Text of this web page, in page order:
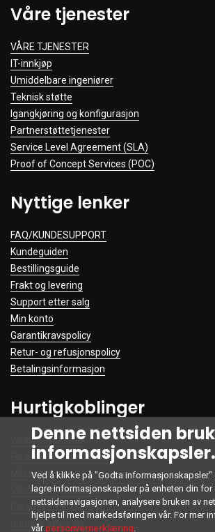
Våre tjenester
VÅRE TJENESTER
IT-innkjøp
Umiddelbare ingeniører
Teknisk støtte
Igangkjøring og konfigurasjon
Partnerstøttetjenester
Service Level Agreement (SLA)
Proof of Concept Services (POC)
Nyttige lenker
FAQ/KUNDESUPPORT
Kundeguiden
Bestillingsguide
Frakt og levering
Support etter salg
Min konto
Garantikravspolicy
Retur- og refusjonspolicy
Betalingsinformasjon
Hurtigkoblinger
vanlige spørsmål
Forespørsler om tilbud
Min konto
Vilkår og betingelser
Personvernerklæring
Juridisk advarsel
Denne nettsiden
informasjonskapsler.
Ved å klikke på "Godta informasjonskapsler"
lagre informasjonskapsler på enheten din
nettsidenavigasjonen, analysere bruken av
hjelpe til med markedsføringen vår. For mer
vår personvernerklæring.